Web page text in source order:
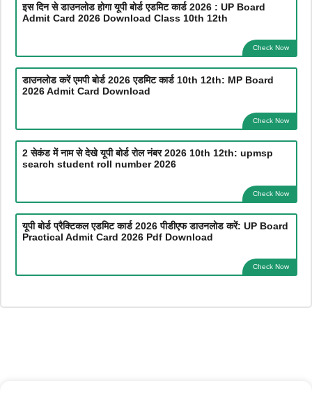
इस दिन से डाउनलोड होगा यूपी बोर्ड एडमिट कार्ड 2026 : UP Board
Admit Card 2026 Download Class 10th 12th
Check Now
डाउनलोड करें एमपी बोर्ड 2026 एडमिट कार्ड 10th 12th: MP Board
2026 Admit Card Download
Check Now
2 सेकंड में नाम से देखे यूपी बोर्ड रोल नंबर 2026 10th 12th: upmsp
search student roll number 2026
Check Now
यूपी बोर्ड प्रैक्टिकल एडमिट कार्ड 2026 पीडीएफ डाउनलोड करें: UP Board
Practical Admit Card 2026 Pdf Download
Check Now